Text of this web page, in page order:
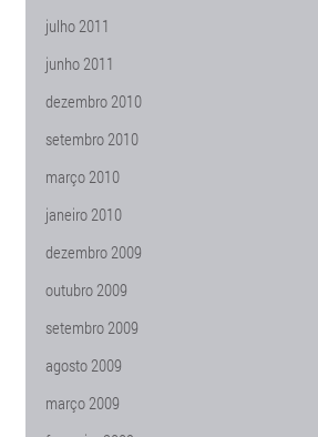
julho 2011
junho 2011
dezembro 2010
setembro 2010
março 2010
janeiro 2010
dezembro 2009
outubro 2009
setembro 2009
agosto 2009
março 2009